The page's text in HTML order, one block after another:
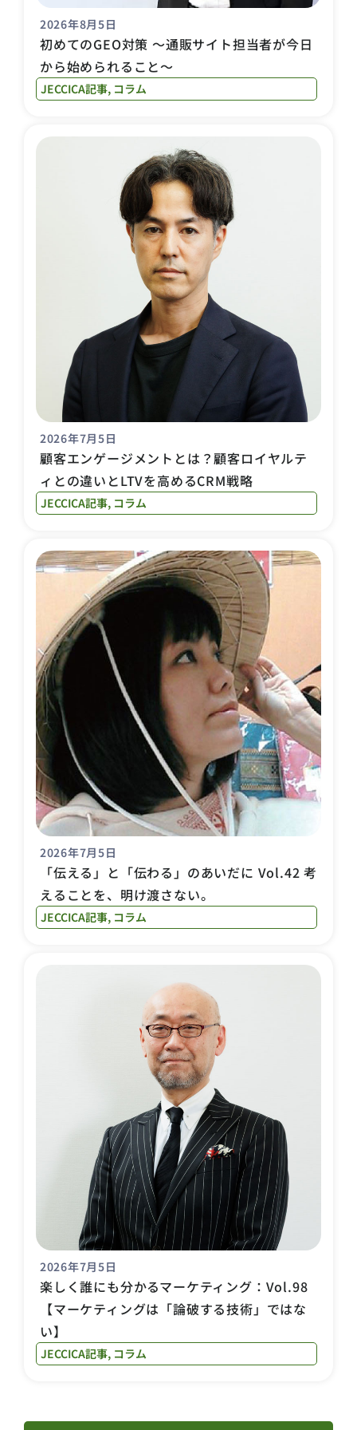
2026年8月5日
初めてのGEO対策 〜通販サイト担当者が今日
から始められること〜
JECCICA記事, コラム
2026年7月5日
顧客エンゲージメントとは？顧客ロイヤルテ
ィとの違いとLTVを高めるCRM戦略
JECCICA記事, コラム
2026年7月5日
「伝える」と「伝わる」のあいだに Vol.42 考
えることを、明け渡さない。
JECCICA記事, コラム
2026年7月5日
楽しく誰にも分かるマーケティング：Vol.98
【マーケティングは「論破する技術」ではな
い】
JECCICA記事, コラム